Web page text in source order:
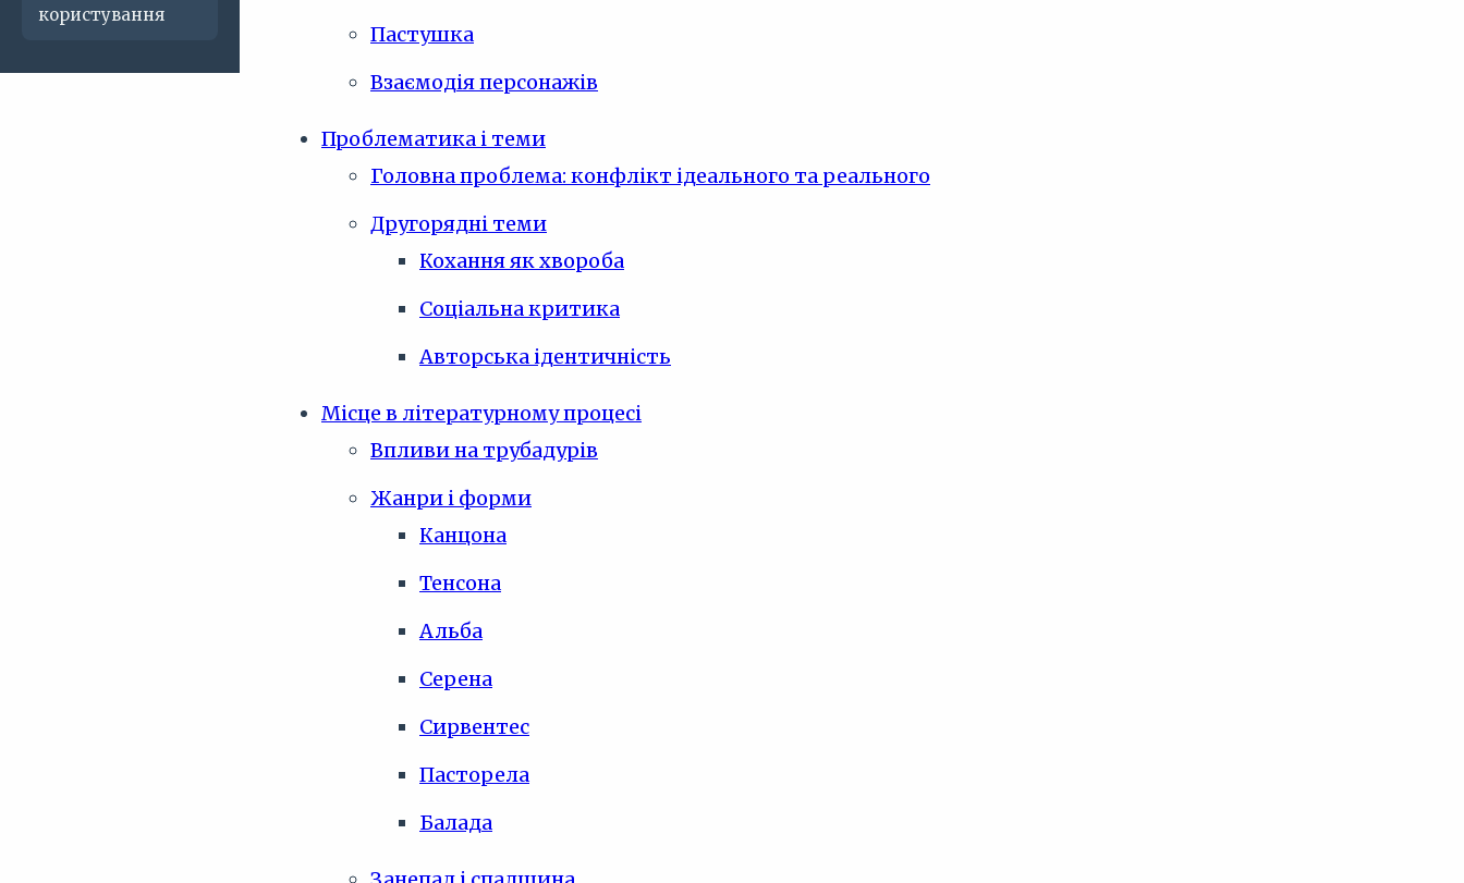
користування
Пастушка
Взаємодія персонажів
Проблематика і теми
Головна проблема: конфлікт ідеального та реального
Другорядні теми
Кохання як хвороба
Соціальна критика
Авторська ідентичність
Місце в літературному процесі
Впливи на трубадурів
Жанри і форми
Канцона
Тенсона
Альба
Серена
Сирвентес
Пасторела
Балада